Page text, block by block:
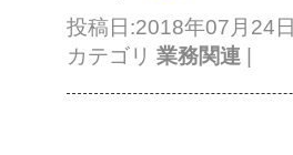
投稿日:2018年07月24日
カテゴリ 業務関連